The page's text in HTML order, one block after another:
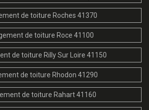
de toiture Roches 41370
de toiture Roce 41100
de toiture Rilly Sur Loire 41150
de toiture Rhodon 41290
de toiture Rahart 41160